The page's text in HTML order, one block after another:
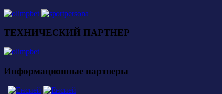
ТЕХНИЧЕСКИЙ ПАРТНЕР
Информационные партнеры